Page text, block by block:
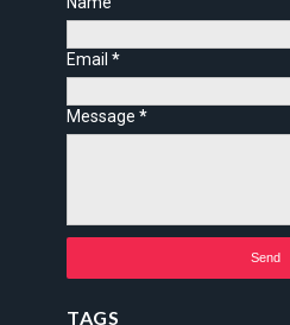
Email*
Message*
TAGS